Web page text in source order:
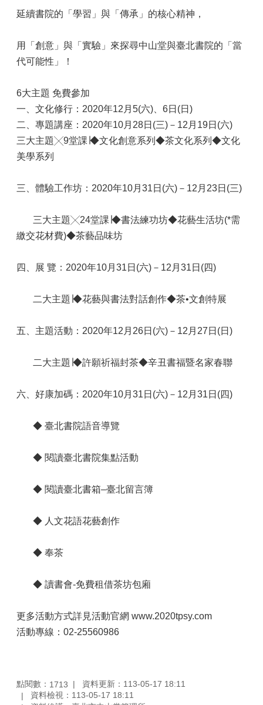
延續書院的「學習」與「傳承」的核心精神，
用「創意」與「實驗」來探尋中山堂與臺北書院的「當
代可能性」！
6大主題 免費參加
一、文化修行：2020年12月5(六)、6日(日)
二、專題講座：2020年10月28日(三)－12月19日(六)
三大主題╳9堂課∣◆文化創意系列◆茶文化系列◆文化
美學系列
三、體驗工作坊：2020年10月31日(六)－12月23日(三)
三大主題╳24堂課∣◆書法練功坊◆花藝生活坊(*需
繳交花材費)◆茶藝品味坊
四、展 覽：2020年10月31日(六)－12月31日(四)
二大主題∣◆花藝與書法對話創作◆茶•文創特展
五、主題活動：2020年12月26日(六)－12月27日(日)
二大主題∣◆許願祈福封茶◆辛丑書福暨名家春聯
六、好康加碼：2020年10月31日(六)－12月31日(四)
◆ 臺北書院語音導覽
◆ 閱讀臺北書院集點活動
◆ 閱讀臺北書箱–臺北留言簿
◆ 人文花語花藝創作
◆ 奉茶
◆ 讀書會-免費租借茶坊包廂
更多活動方式詳見活動官網 www.2020tpsy.com
活動專線：02-25560986
點閱數： 1713
資料更新：113-05-17 18:11
資料檢視：113-05-17 18:11